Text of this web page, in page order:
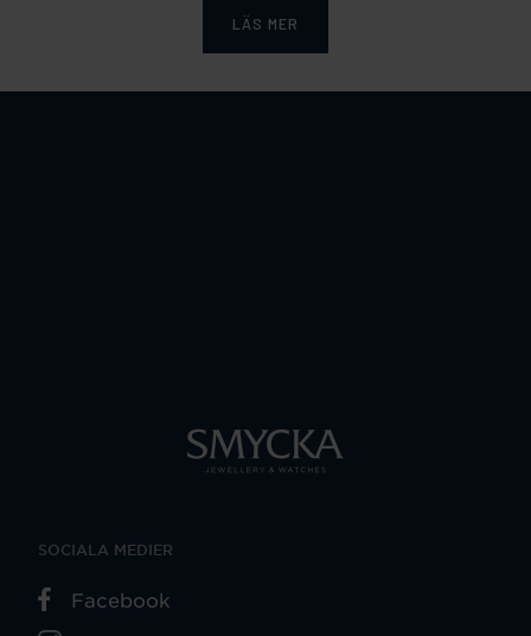
LÄS MER
SOCIALA MEDIER
Facebook